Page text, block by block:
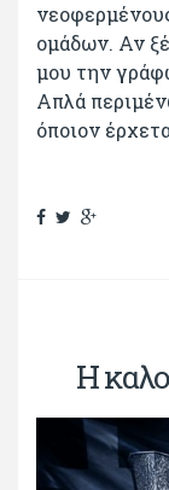
ομάδων. Αν
μου την
Απλά
όποιον
Η